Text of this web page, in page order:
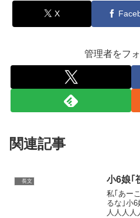
X
管理者をフ
関連記事
長文 小6娘｢
私｢あー
るな｣小6
人人人